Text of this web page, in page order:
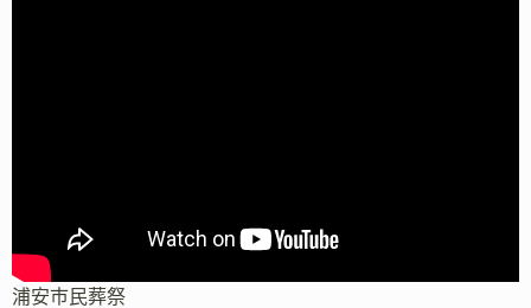
浦安市民葬祭